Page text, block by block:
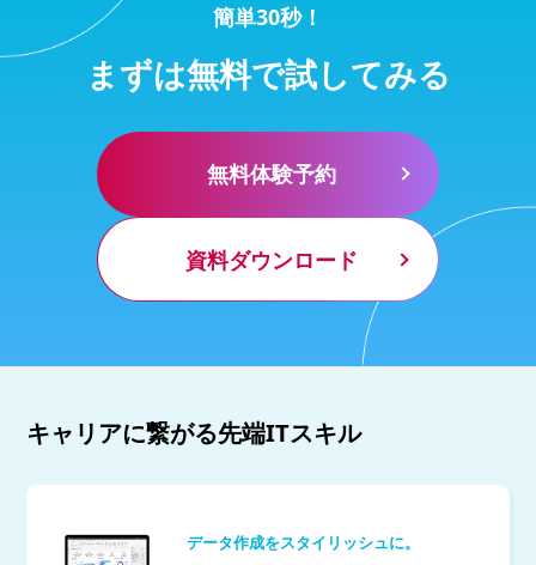
簡単30秒！
まずは無料で試してみる
無料体験予約
資料ダウンロード
キャリアに繋がる先端ITスキル
データ作成をスタイリッシュに。